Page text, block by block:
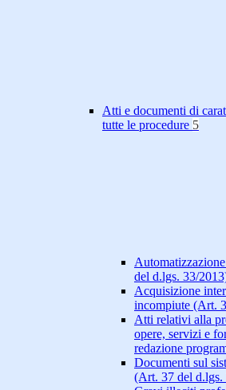
Atti e documenti di
tutte le procedure 5
del d.lgs. 33/
Acquisizione
incompiute (Art.
Atti relativi alla
opere, servizi e
redazione
Documenti sul
(Art. 37 del d.lgs.